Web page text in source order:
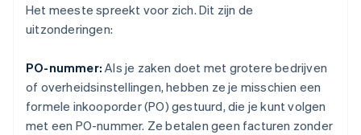
Het meeste spreekt voor zich. Dit zijn de
uitzonderingen:
PO-nummer: Als je zaken doet met grotere bedrijven
of overheidsinstellingen, hebben ze je misschien een
formele inkooporder (PO) gestuurd, die je kunt volgen
met een PO-nummer. Ze betalen geen facturen zonder